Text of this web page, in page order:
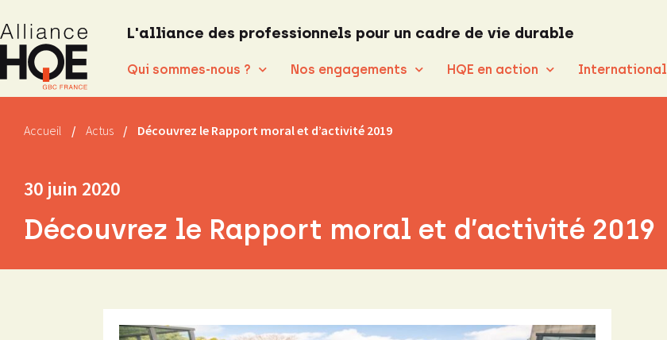
L'alliance des professionnels pour un cadre de vie durable
Qui sommes-nous ? Nos engagements HQE en action International
Accueil / Actus / Découvrez le Rapport moral et d’activité 2019
30 juin 2020
Découvrez le Rapport moral et d’activité 2019